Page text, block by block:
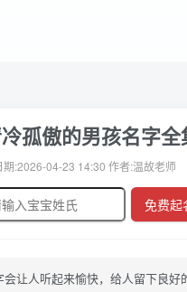
孤傲的男孩名字全
期:2026-04-23 14:30 作者:温故老师
免费起
让人听起来愉快，给人留下良